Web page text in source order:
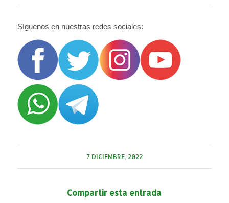
Síguenos en nuestras redes sociales:
7 DICIEMBRE, 2022
Compartir esta entrada